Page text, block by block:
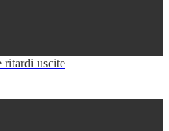
ritardi uscite